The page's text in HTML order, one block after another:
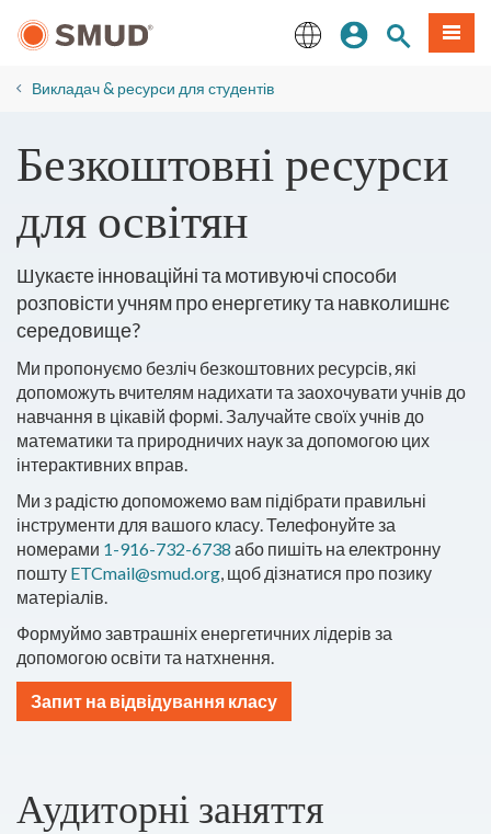
до
змісту
Увійдіть
Пошук по
Меню
Викладач & ресурси для студентів
Безкоштовні ресурси
для освітян
Шукаєте інноваційні та мотивуючі способи
розповісти учням про енергетику та навколишнє
середовище?
Ми пропонуємо безліч безкоштовних ресурсів, які
допоможуть вчителям надихати та заохочувати учнів до
навчання в цікавій формі.Залучайте своїх учнів до
математики та природничих наук за допомогою цих
інтерактивних вправ.
Ми з радістю допоможемо вам підібрати правильні
інструменти для вашого класу. Телефонуйте за
номерами 1-916-732-6738 або пишіть на електронну
пошту ETCmail@smud.org, щоб дізнатися про позику
матеріалів.
Формуймо завтрашніх енергетичних лідерів за
допомогою освіти та натхнення.
Запит на відвідування класу
Аудиторні заняття